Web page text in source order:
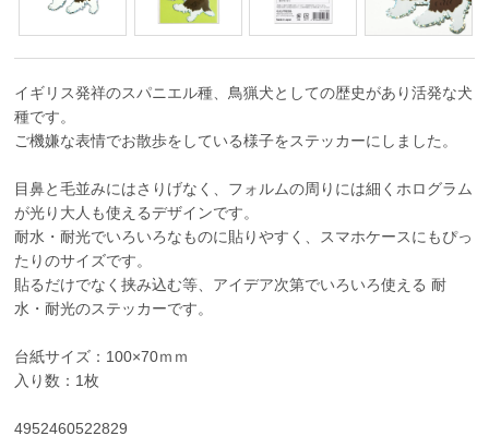
イギリス発祥のスパニエル種、鳥猟犬としての歴史があり活発な犬
種です。
ご機嫌な表情でお散歩をしている様子をステッカーにしました。
目鼻と毛並みにはさりげなく、フォルムの周りには細くホログラム
が光り大人も使えるデザインです。
耐水・耐光でいろいろなものに貼りやすく、スマホケースにもぴっ
たりのサイズです。
貼るだけでなく挟み込む等、アイデア次第でいろいろ使える 耐
水・耐光のステッカーです。
台紙サイズ：100×70ｍｍ
入り数：1枚
4952460522829